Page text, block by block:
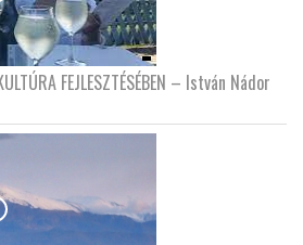
FEJLESZTÉSÉBEN – István Nádor